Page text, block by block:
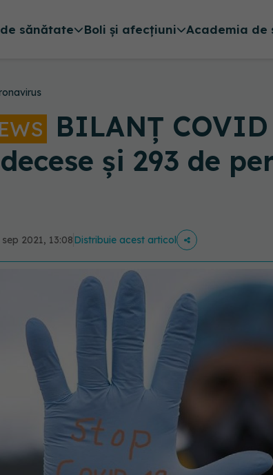
sănătate Boli și afecțiuni Academia de
BILANȚ
și 293 de
2021, 13:08Distribuie acest articol